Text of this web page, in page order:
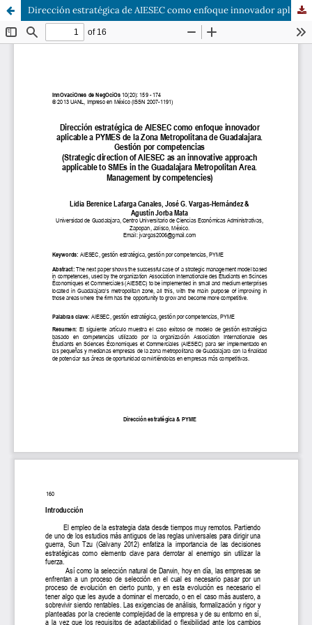
Dirección estratégica de AIESEC como enfoque innovador aplicable a PYMES de la Zona Metropolitana de Guadalajara. Gestión por competencias